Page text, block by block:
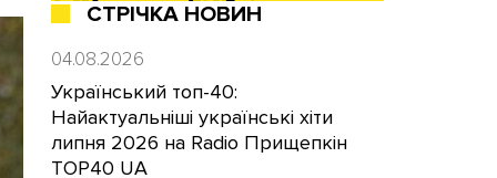
СТРІЧКА НОВИН
04.08.2026
Український топ-40:
Найактуальніші українські хіти
липня 2026 на Radio Прищепкін
TOP40 UA